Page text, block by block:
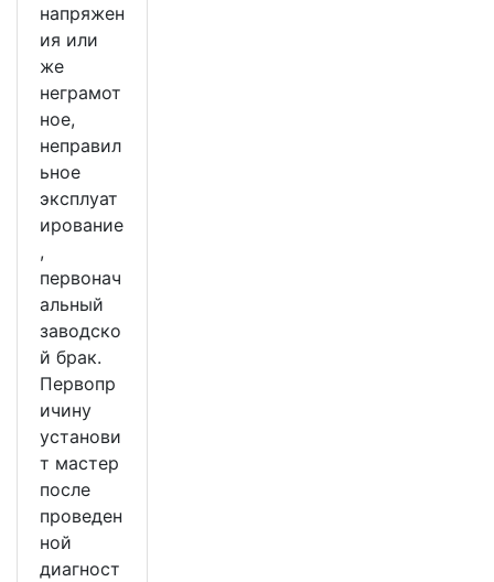
напряжен
ия или
же
неграмот
ное,
неправил
ьное
эксплуат
ирование
,
первонач
альный
заводско
й брак.
Первопр
ичину
установи
т мастер
после
проведен
ной
диагност